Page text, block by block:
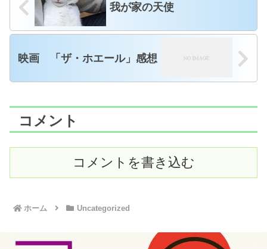
我が家の天使
映画 「ザ・ホエール」感想
コメント
コメントを書き込む
ホーム Uncategorized